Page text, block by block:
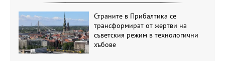
Страните в Прибалтика се
трансформират от жертви на
съветския режим в технологични
хъбове